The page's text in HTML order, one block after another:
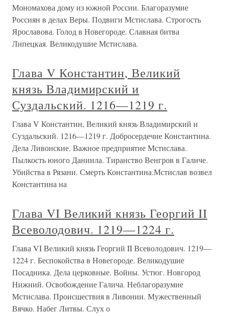
Мономахова дому из южной России. Благоразумие
Россиян в делах Веры. Подвиги Мстислава. Строгость
Ярославова. Голод в Новегороде. Славная битва
Липецкая. Великодушие Мстислава.
Глава V Константин, Великий
князь Владимирский и
Суздальский. 1216—1219 г.
Глава V Константин, Великий князь Владимирский и
Суздальский. 1216—1219 г. Добросердечие Константина.
Дела Ливонские. Важное предприятие Мстислава.
Пылкость юного Даниила. Тиранство Венгров в Галиче.
Убийства в Рязани. Смерть Константина.Мстислав возвел
Константина на
Глава VI Великий князь Георгий II
Всеволодович. 1219—1224 г.
Глава VI Великий князь Георгий II Всеволодович. 1219—
1224 г. Беспокойства в Новегороде. Великодушие
Посадника. Дела церковные. Войны. Устюг. Новгород
Нижний. Освобождение Галича. Неблагоразумие
Мстислава. Происшествия в Ливонии. Мужественный
Вячко. Набег Литвы. Слух о